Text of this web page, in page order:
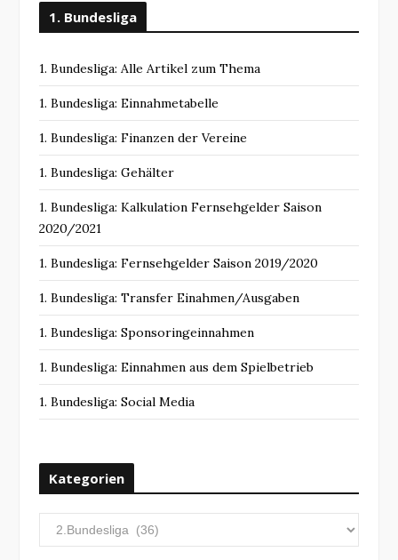
1. Bundesliga
1. Bundesliga: Alle Artikel zum Thema
1. Bundesliga: Einnahmetabelle
1. Bundesliga: Finanzen der Vereine
1. Bundesliga: Gehälter
1. Bundesliga: Kalkulation Fernsehgelder Saison
2020/2021
1. Bundesliga: Fernsehgelder Saison 2019/2020
1. Bundesliga: Transfer Einahmen/Ausgaben
1. Bundesliga: Sponsoringeinnahmen
1. Bundesliga: Einnahmen aus dem Spielbetrieb
1. Bundesliga: Social Media
Kategorien
a